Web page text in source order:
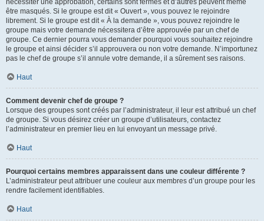
nécessiter une approbation, certains sont fermés et d’autres peuvent même
être masqués. Si le groupe est dit « Ouvert », vous pouvez le rejoindre
librement. Si le groupe est dit « À la demande », vous pouvez rejoindre le
groupe mais votre demande nécessitera d’être approuvée par un chef de
groupe. Ce dernier pourra vous demander pourquoi vous souhaitez rejoindre
le groupe et ainsi décider s’il approuvera ou non votre demande. N’importunez
pas le chef de groupe s’il annule votre demande, il a sûrement ses raisons.
Haut
Comment devenir chef de groupe ?
Lorsque des groupes sont créés par l’administrateur, il leur est attribué un chef
de groupe. Si vous désirez créer un groupe d’utilisateurs, contactez
l’administrateur en premier lieu en lui envoyant un message privé.
Haut
Pourquoi certains membres apparaissent dans une couleur différente ?
L’administrateur peut attribuer une couleur aux membres d’un groupe pour les
rendre facilement identifiables.
Haut